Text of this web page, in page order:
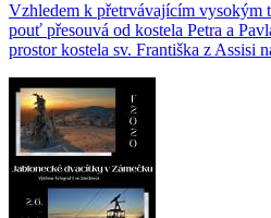
Vzhledem k přetrvávajícím vysokým
pouť přesouvá od kostela Petra a
prostor kostela sv. Františka z Assisi